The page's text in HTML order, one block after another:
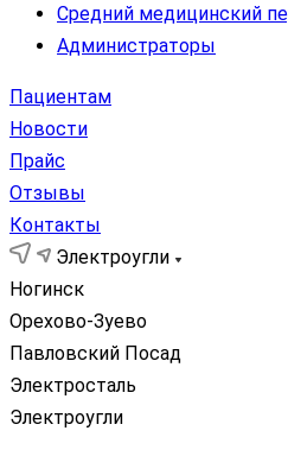
Средний медицинский
Администраторы
Пациентам
Новости
Прайс
Отзывы
Контакты
Электроугли
Ногинск
Орехово-Зуево
Павловский Посад
Электросталь
Электроугли